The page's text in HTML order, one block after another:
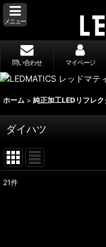
メニュー
問い合わせ マイページ
ホーム > 純正加工LEDリフレク
ダイハツ
21件